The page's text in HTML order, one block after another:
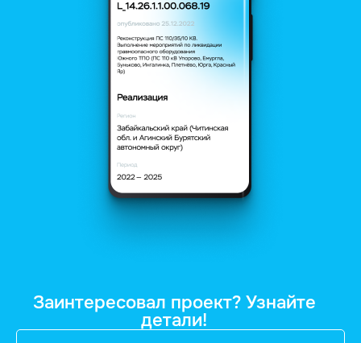
Заинтересовал проект? Узнайте
детали!